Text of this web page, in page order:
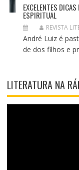
EXCELENTES
ESPIRITUAL
REVISTA
André Luiz é
de dos filhos e
LITERATURA NA